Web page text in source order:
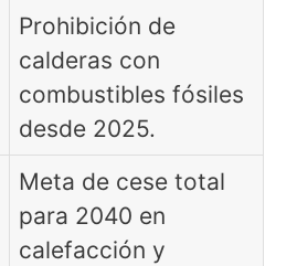
Prohibición de
calderas con
combustibles fósiles
desde 2025.
Meta de cese total
para 2040 en
calefacción y